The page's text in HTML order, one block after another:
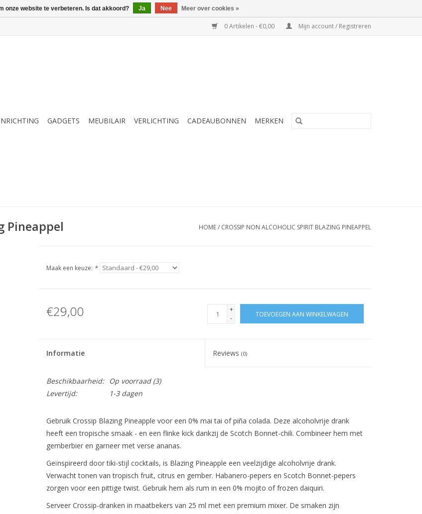
0 Artikelen - €0,00 Mijn account / Registreren
GADGETS MEUBILAIR VERLICHTING CADEAUBONNEN MERKEN
Pineappel HOME/ CROSSIP NON ALCOHOLIC SPIRIT BLAZING PINEAPPEL
Maak een keuze: *
€29,00
+
-
TOEVOEGEN AAN WINKELWAGEN
Informatie Reviews(0)
Beschikbaarheid: Op voorraad(3)
Levertijd:
1-3 dagen
Gebruik Crossip Blazing Pineapple voor een 0% mai tai of piña colada. Deze alcoholvrije drank
heeft een tropische smaak - en een flinke kick dankzij de Scotch Bonnet-chili. Combineer hem met
gemberbier en garneer met verse ananas.
Geïnspireerd door tiki-stijl cocktails, is Blazing Pineapple een veelzijdige alcoholvrije drank.
Verwacht tonen van tropisch fruit, citrus en gember. Habanero-pepers en Scotch Bonnet-pepers
zorgen voor een pittige twist. Gebruik hem als rum in een 0% mojito of frozen daiquiri.
Serveer Crossip-dranken in maatbekers van 25 ml met een premium mixer. De smaken zijn
onze website te verbeteren. Is dat akkoord? Ja Nee Meer over cookies »